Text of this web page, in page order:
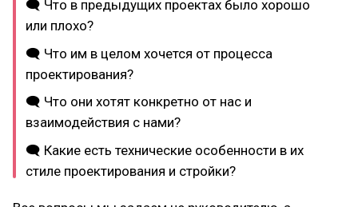
🗨 Что в предыдущих проектах было хорошо
или плохо?
🗨 Что им в целом хочется от процесса
проектирования?
🗨 Что они хотят конкретно от нас и
взаимодействия с нами?
🗨 Какие есть технические особенности в их
стиле проектирования и стройки?